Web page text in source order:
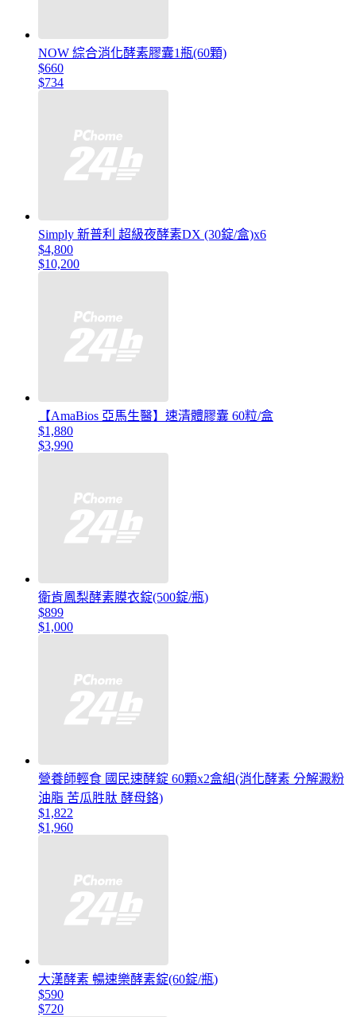
NOW 綜合消化酵素膠囊1瓶(60顆)
$660
$734
Simply 新普利 超級夜酵素DX (30錠/盒)x6
$4,800
$10,200
【AmaBios 亞馬生醫】速清體膠囊 60粒/盒
$1,880
$3,990
衛肯鳳梨酵素膜衣錠(500錠/瓶)
$899
$1,000
營養師輕食 國民速酵錠 60顆x2盒組(消化酵素 分解澱粉
油脂 苦瓜胜肽 酵母鉻)
$1,822
$1,960
大漢酵素 暢速樂酵素錠(60錠/瓶)
$590
$720